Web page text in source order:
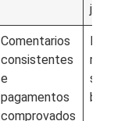
Comentarios
consistentes
e
pagamentos
comprovados
Muitas
sobre